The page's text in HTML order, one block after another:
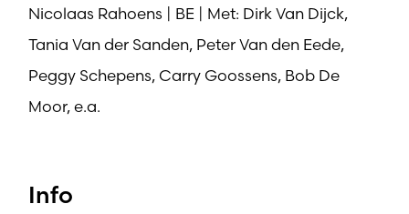
Nicolaas Rahoens | BE | Met: Dirk Van Dijck,
Tania Van der Sanden, Peter Van den Eede,
Peggy Schepens, Carry Goossens, Bob De
Moor, e.a.
Info